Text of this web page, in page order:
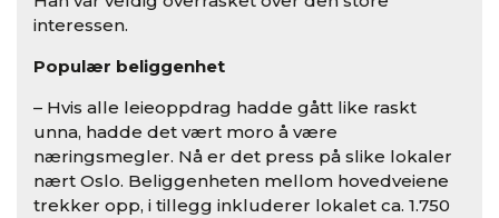
interessen.
Populær beliggenhet
– Hvis alle leieoppdrag hadde gått like raskt
unna, hadde det vært moro å være
næringsmegler. Nå er det press på slike lokaler
nært Oslo. Beliggenheten mellom hovedveiene
trekker opp, i tillegg inkluderer lokalet ca. 1.750